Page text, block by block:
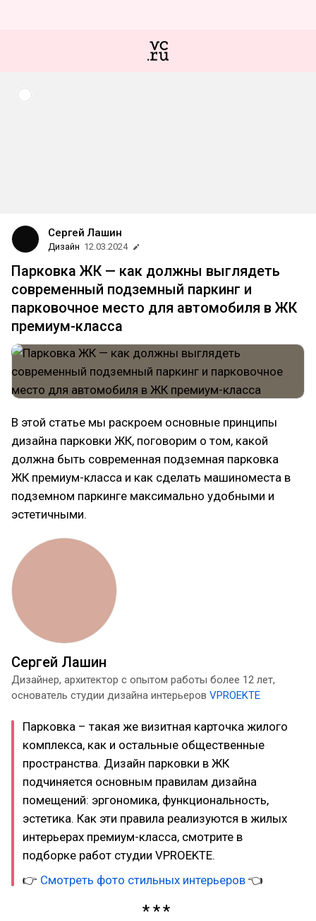
Сергей Лашин
Дизайн 12.03.2024
Парковка ЖК — как должны выглядеть
современный подземный паркинг и
парковочное место для автомобиля в ЖК
премиум-класса
В этой статье мы раскроем основные принципы
дизайна парковки ЖК, поговорим о том, какой
должна быть современная подземная парковка
ЖК премиум-класса и как сделать машиноместа в
подземном паркинге максимально удобными и
эстетичными.
Сергей Лашин
Дизайнер, архитектор с опытом работы более 12 лет,
основатель студии дизайна интерьеров VPROEKTE
Парковка – такая же визитная карточка жилого
комплекса, как и остальные общественные
пространства. Дизайн парковки в ЖК
подчиняется основным правилам дизайна
помещений: эргономика, функциональность,
эстетика. Как эти правила реализуются в жилых
интерьерах премиум-класса, смотрите в
подборке работ студии VPROEKTE.
👉 Смотреть фото стильных интерьеров 👈